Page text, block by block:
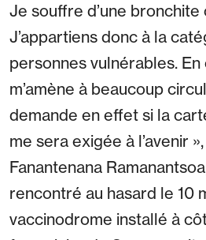
Je souffre d’une bronchite
J’appartiens donc à la
personnes vulnérables.
m’amène à beaucoup
demande en effet si la
me sera exigée à l’avenir
Fanantenana
rencontré au hasard le 10
vaccinodrome installé à